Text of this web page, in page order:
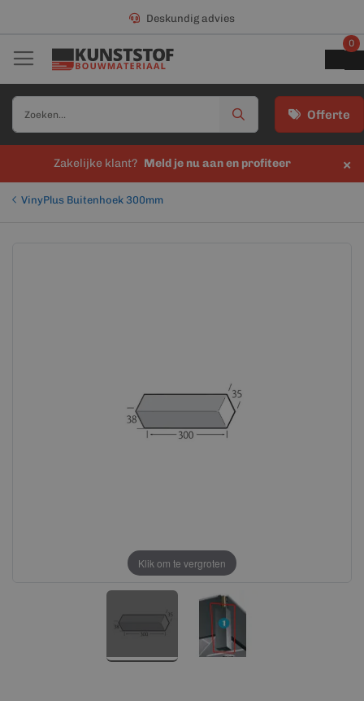
Deskundig advies
Offerte
0
Zakelijke klant? Meld je nu aan en profiteer ×
VinyPlus Buitenhoek 300mm
Klik om te vergroten